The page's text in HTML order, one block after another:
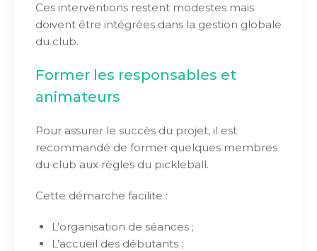
Ces interventions restent modestes mais
doivent être intégrées dans la gestion globale
du club.
Former les responsables et
animateurs
Pour assurer le succès du projet, il est
recommandé de former quelques membres
du club aux règles du pickleball.
Cette démarche facilite :
L’organisation de séances ;
L’accueil des débutants ;